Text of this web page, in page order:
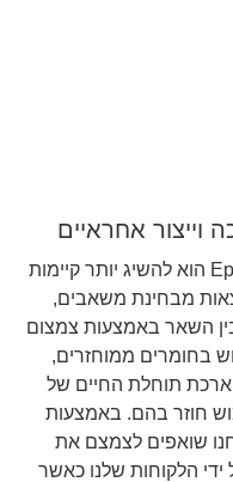
החזון הסביבתי לטווח ארוך של Epson הוא להשיג יותר קיימות
מבחינת משאבים,
השאר באמצעות צמצום
בחומרים ממוחזרים,
תוחלת החיים של
חוזר בהם. באמצעות
שואפים לצמצם את
הלקוחות שלנו כאשר